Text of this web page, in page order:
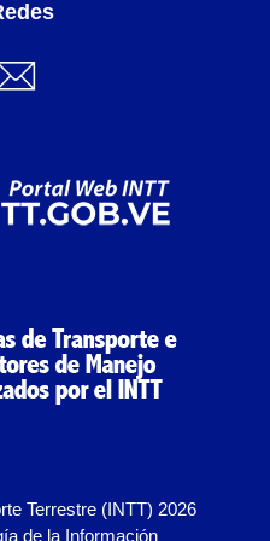
cambio de motivo de un
Estudio de Proyecto
publicitario (valla
de medio publicitario fijo.
instalación o
fijo.
Terrestre (INTT) 2026
de la Información